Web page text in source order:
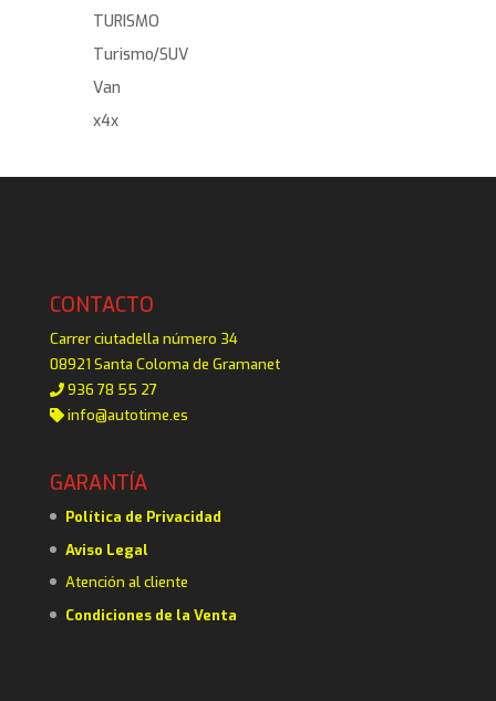
TURISMO
Turismo/SUV
Van
x4x
CONTACTO
Carrer ciutadella número 34
08921 Santa Coloma de Gramanet
936 78 55 27
info@autotime.es
GARANTÍA
Política de Privacidad
Aviso Legal
Atención al cliente
Condiciones de la Venta